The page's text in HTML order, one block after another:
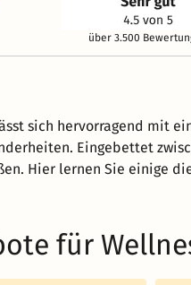
über 3.500
sich hervorragend mit
Eingebettet
Hier lernen Sie einige
für